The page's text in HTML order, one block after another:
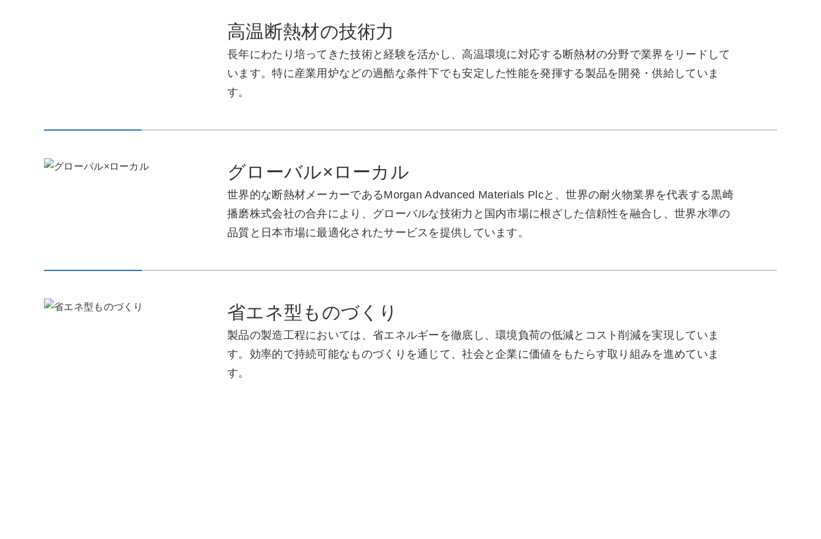
高温断熱材の技術力
長年にわたり培ってきた技術と経験を活かし、高温環境に対応する断熱材の分野で業界をリードして
います。特に産業用炉などの過酷な条件下でも安定した性能を発揮する製品を開発・供給していま
す。
グローバル×ローカル
世界的な断熱材メーカーであるMorgan Advanced Materials Plcと、世界の耐火物業界を代表する黒崎
播磨株式会社の合弁により、グローバルな技術力と国内市場に根ざした信頼性を融合し、世界水準の
品質と日本市場に最適化されたサービスを提供しています。
省エネ型ものづくり
製品の製造工程においては、省エネルギーを徹底し、環境負荷の低減とコスト削減を実現していま
す。効率的で持続可能なものづくりを通じて、社会と企業に価値をもたらす取り組みを進めていま
す。